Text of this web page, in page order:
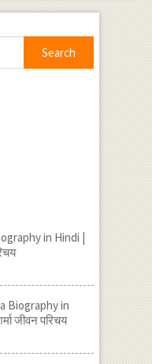
in Hindi |
Biography in
जीवन परिचय